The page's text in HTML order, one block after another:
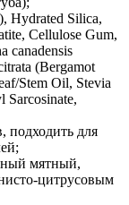
Hydrated Silica,
Cellulose Gum,
canadensis
(Bergamot
Stem Oil, Stevia
Sarcosinate,
подходить для
мятный,
цитрусовым